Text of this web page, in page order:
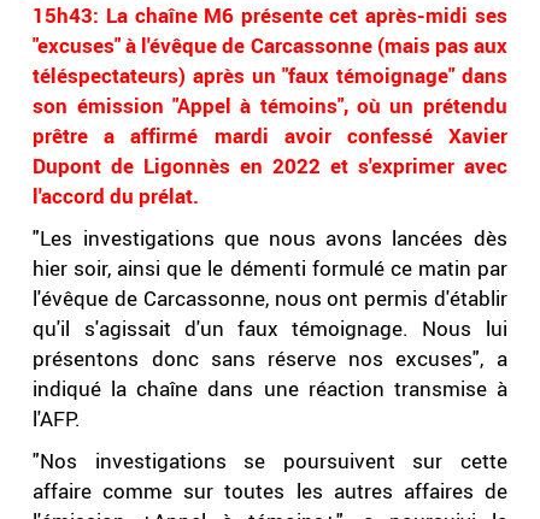
15h43: La chaîne M6 présente cet après-midi ses
"excuses" à l'évêque de Carcassonne (mais pas aux
téléspectateurs) après un "faux témoignage" dans
son émission "Appel à témoins", où un prétendu
prêtre a affirmé mardi avoir confessé Xavier
Dupont de Ligonnès en 2022 et s'exprimer avec
l'accord du prélat.
"Les investigations que nous avons lancées dès
hier soir, ainsi que le démenti formulé ce matin par
l'évêque de Carcassonne, nous ont permis d'établir
qu'il s'agissait d'un faux témoignage. Nous lui
présentons donc sans réserve nos excuses", a
indiqué la chaîne dans une réaction transmise à
l'AFP.
"Nos investigations se poursuivent sur cette
affaire comme sur toutes les autres affaires de